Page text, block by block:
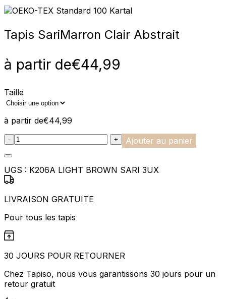
Tapis SariMarron Clair Abstrait
à partir de€44,99
Taille
à partir de€44,99
:product_name quantity
- + Ajouter au panier
UGS : K206A LIGHT BROWN SARI 3UX
LIVRAISON GRATUITE
Pour tous les tapis
30 JOURS POUR RETOURNER
Chez Tapiso, nous vous garantissons 30 jours pour un
retour gratuit